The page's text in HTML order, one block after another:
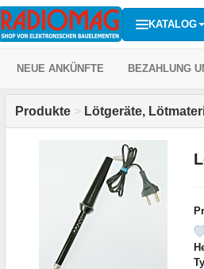
KATALOG
NEUE ANKÜNFTE BEZAHLUNG
Produkte > Lötgeräte,